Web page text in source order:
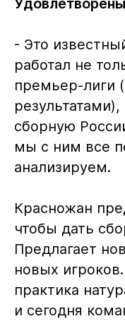
- Это
работал не
премьер-лиги
сборную
мы с ним все
анализируем.
Красножан
чтобы дать
Предлагает
новых
практика
и сегодня